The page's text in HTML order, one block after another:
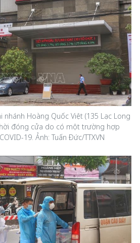
nhánh Hoàng Quốc Việt (135 Lạc Long
đóng cửa do có một trường hợp
19. Ảnh: Tuấn Đức/TTXVN